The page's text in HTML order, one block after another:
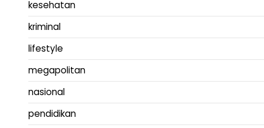
kesehatan
kriminal
lifestyle
megapolitan
nasional
pendidikan